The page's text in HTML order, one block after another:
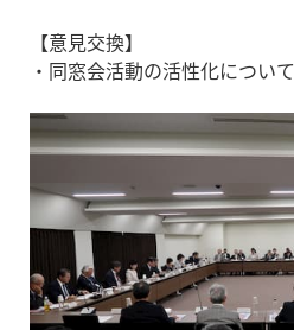
【意見交換】
・同窓会活動の活性化について